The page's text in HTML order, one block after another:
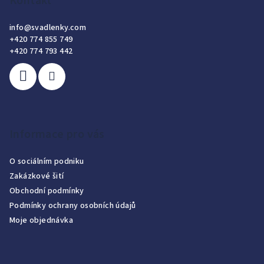
info@svadlenky.com
+420 774 855 749
+420 774 793 442
O sociálním podniku
Zakázkové šití
Obchodní podmínky
Podmínky ochrany osobních údajů
Moje objednávka